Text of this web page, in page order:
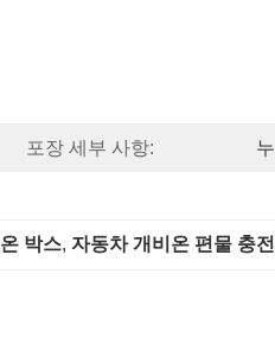
포장 세부 사항:
박스, 자동차 개비온 편물 충